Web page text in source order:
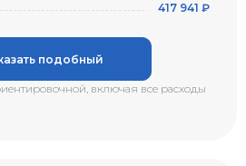
417 941 ₽
включая все расходы
подобный